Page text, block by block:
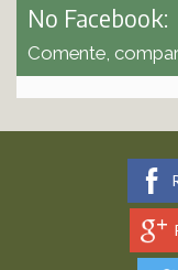
No Facebook:
Comente,